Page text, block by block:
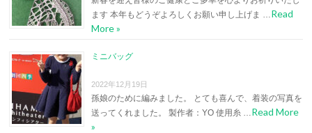
ます 本年もどうぞよろしくお願い申し上げま … Read
More »
ミニバッグ
2022年12月19日
孫娘のために編みました。 とても喜んで、着装の写真を
送ってくれました。 製作者：YO 使用糸 … Read More
»